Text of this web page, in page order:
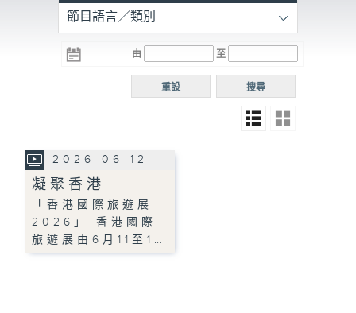
R3
電台 電台
R5
電台
普通
節目語言／類別
由 至
搜尋
重設
2026-06-12
凝聚香港
「香港國際旅遊展
2026」 香港國際
旅遊展由6月11至1…